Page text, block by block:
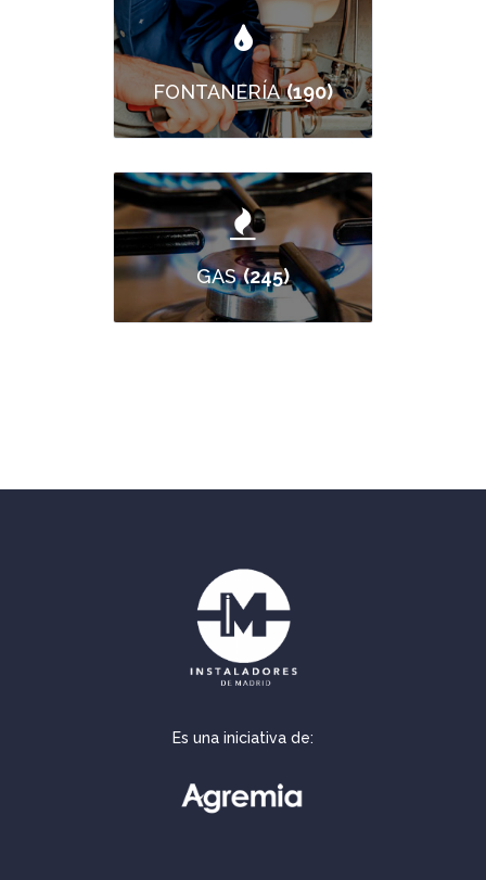
FONTANERÍA (190)
GAS (245)
Es una iniciativa de: